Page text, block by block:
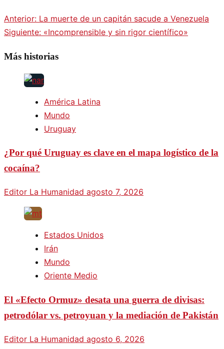
Anterior: La muerte de un capitán sacude a Venezuela
Siguiente: «Incomprensible y sin rigor científico»
Más historias
América Latina
Mundo
Uruguay
¿Por qué Uruguay es clave en el mapa logístico de la
cocaína?
Editor La Humanidad agosto 7, 2026
Estados Unidos
Irán
Mundo
Oriente Medio
El «Efecto Ormuz» desata una guerra de divisas:
petrodólar vs. petroyuan y la mediación de Pakistán
Editor La Humanidad agosto 6, 2026